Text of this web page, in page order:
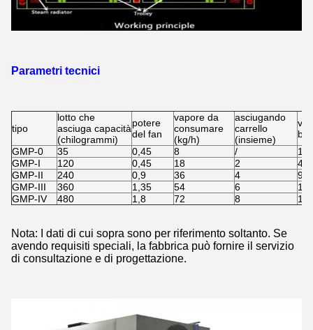
Parametri tecnici
tipo
lotto che
asciuga capacità
(chilogrammi)
potere
del fan
vapore da
consumare
(kg/h)
asciugando
carrello
(insieme)
GMP-0
35 0,45 8 /
16
GMP-I
120 0,45 18 2
48
GMP-II
240 0,9 36 4
96
GMP-III
360 1,35 54 6
GMP-IV
480 1,8 72 8
Nota: I dati di cui sopra sono per riferimento soltanto. Se
avendo requisiti speciali, la fabbrica può fornire il servizio
di consultazione e di progettazione.